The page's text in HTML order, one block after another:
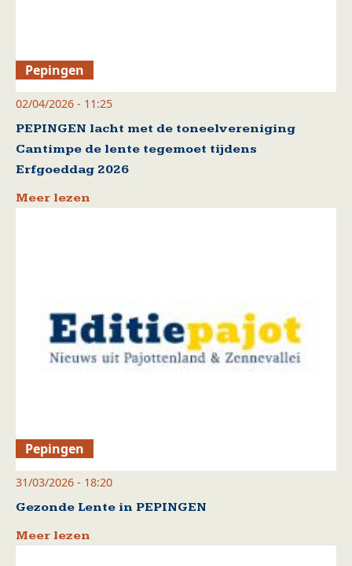
Pepingen
02/04/2026 - 11:25
PEPINGEN lacht met de toneelvereniging
Cantimpe de lente tegemoet tijdens
Erfgoeddag 2026
Meer lezen
Pepingen
31/03/2026 - 18:20
Gezonde Lente in PEPINGEN
Meer lezen